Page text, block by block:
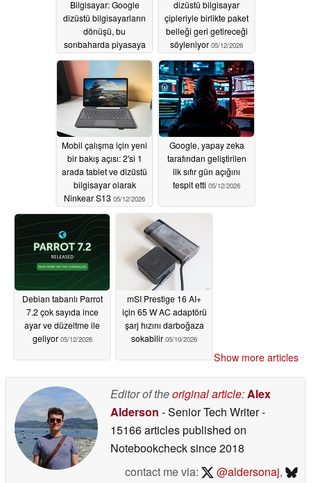
Bilgisayar: Google
dizüstü bilgisayarların
dönüşü, bu
sonbaharda piyasaya
Googlebook'larla
onaylandı05/12/2026
dizüstü bilgisayar
çipleriyle birlikte paket
belleği geri getireceği
söyleniyor 05/12/2026
Mobil çalışma için yeni
bir bakış açısı: 2'si 1
arada tablet ve dizüstü
bilgisayar olarak
Ninkear S13 05/12/2026
Google, yapay zeka
tarafından geliştirilen
ilk sıfır gün açığını
tespit etti 05/12/2026
Debian tabanlı Parrot
7.2 çok sayıda ince
ayar ve düzeltme ile
geliyor 05/12/2026
mSI Prestige 16 AI+
için 65 W AC adaptörü
şarj hızını darboğaza
sokabilir 05/10/2026
Show more articles
Editor of theoriginal article:Alex
Alderson - Senior Tech Writer-
15166 articles published on
Notebookchecksince 2018
contact me via:
@aldersonaj,